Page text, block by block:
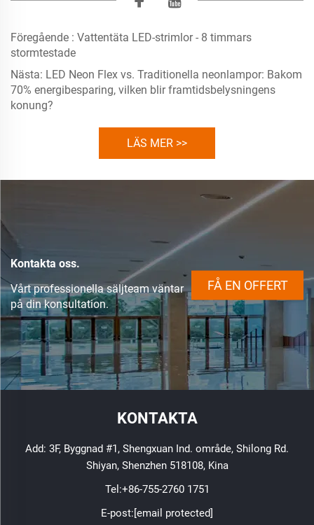
Föregående : Vattentäta LED-strimlor - 8 timmars
stormtestade
Nästa: LED Neon Flex vs. Traditionella neonlampor: Bakom
70% energibesparing, vilken blir framtidsbelysningens
konung?
LÄS MER >>
Kontakta oss.
Vårt professionella säljteam väntar
på din konsultation.
FÅ EN OFFERT
KONTAKTA
Add: 3F, Byggnad #1, Shengxuan Ind. område, Shilong Rd.
Shiyan, Shenzhen 518108, Kina
Tel:+86-755-2760 1751
E-post:[email protected]